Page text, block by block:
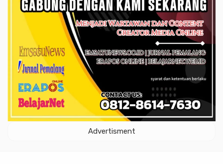
Advertisment